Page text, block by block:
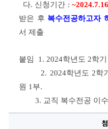
다. 신청기간 :
받은 후 복수전공하고자
서 제출
붙임 1. 2024학년도 2학
2. 2024학년도 2학
원 1 부.
3. 교직 복수전공 이